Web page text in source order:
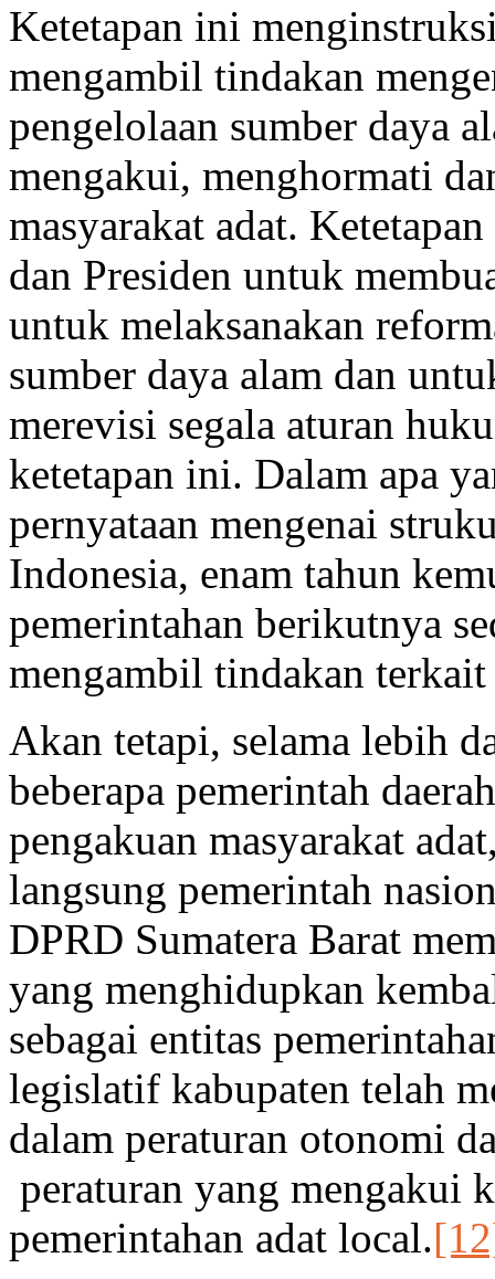
Ketetapan ini
mengambil tindakan
pengelolaan sumber daya
mengakui, menghormati
masyarakat adat.
dan Presiden untuk
untuk melaksanakan
sumber daya alam dan
merevisi segala aturan
ketetapan ini. Dalam apa
pernyataan mengenai
Indonesia, enam tahun
pemerintahan berikutnya
mengambil tindakan
Akan tetapi, selama lebih
beberapa pemerintah
pengakuan masyarakat
langsung pemerintah
DPRD Sumatera Barat
yang menghidupkan
sebagai entitas
legislatif kabupaten telah
dalam peraturan otonomi
peraturan yang mengakui
pemerintahan adat local.